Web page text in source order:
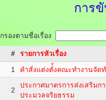
การ
กรองตามชื่อเรื่อง
# รายการหัวเรื่อง
1
คำสั่งแต่งตั่้งคณะทำงานจัด
2
ประกาศมาตรการส่งเสริมก
ประมวลจริยธรรม